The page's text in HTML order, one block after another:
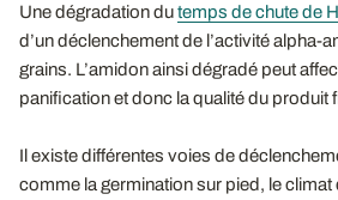
Une dégradation dutemps de chute de
d’un déclenchement de l’activité alpha-
grains. L’amidon ainsi dégradé peut
panification et donc la qualité du produit
Il existe différentes voies de
comme la germination sur pied, le climat